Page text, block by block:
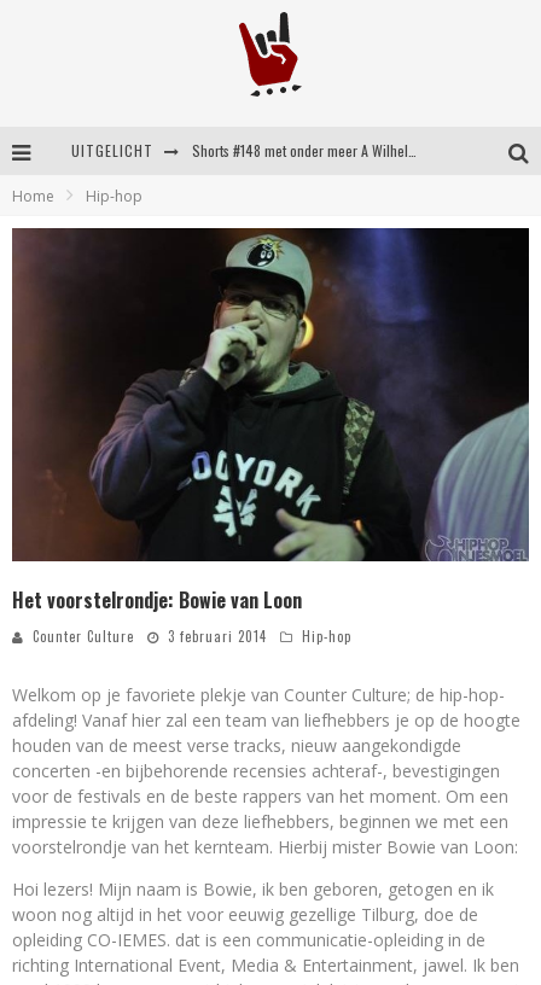
UITGELICHT
Home Hip-hop
Het voorstelrondje: Bowie van Loon
Counter Culture 3 februari 2014 Hip-hop
Welkom op je favoriete plekje van Counter Culture; de hip-hop-
afdeling! Vanaf hier zal een team van liefhebbers je op de hoogte
houden van de meest verse tracks, nieuw aangekondigde
concerten -en bijbehorende recensies achteraf-, bevestigingen
voor de festivals en de beste rappers van het moment. Om een
impressie te krijgen van deze liefhebbers, beginnen we met een
voorstelrondje van het kernteam. Hierbij mister Bowie van Loon:
Hoi lezers! Mijn naam is Bowie, ik ben geboren, getogen en ik
woon nog altijd in het voor eeuwig gezellige Tilburg, doe de
opleiding CO-IEMES. dat is een communicatie-opleiding in de
richting International Event, Media & Entertainment, jawel. Ik ben